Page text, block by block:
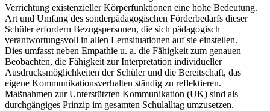
Verrichtung existenzieller Körperfunktionen eine hohe Bedeutung.
Art und Umfang des sonderpädagogischen Förderbedarfs dieser
Schüler erfordern Bezugspersonen, die sich pädagogisch
verantwortungsvoll in allen Lernsituationen auf sie einstellen.
Dies umfasst neben Empathie u. a. die Fähigkeit zum genauen
Beobachten, die Fähigkeit zur Interpretation individueller
Ausdrucksmöglichkeiten der Schüler und die Bereitschaft, das
eigene Kommunikationsverhalten ständig zu reflektieren.
Maßnahmen zur Unterstützten Kommunikation (UK) sind als
durchgängiges Prinzip im gesamten Schulalltag umzusetzen.